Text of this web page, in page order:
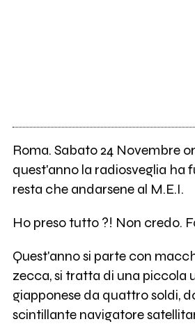
Roma. Sabato 24 Novembre
quest'anno la radiosveglia ha
resta che andarsene al M.E.I.
Ho preso tutto ?! Non credo.
Quest'anno si parte con
zecca, si tratta di una piccola
giapponese da quattro soldi,
scintillante navigatore